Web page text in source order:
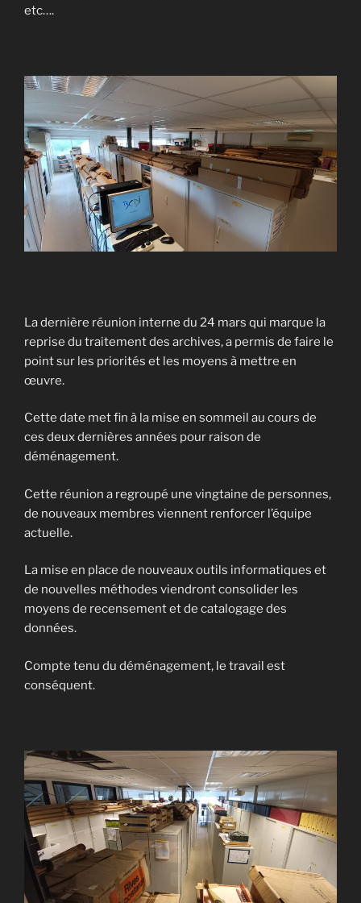
etc….
La dernière réunion interne du 24 mars qui marque la
reprise du traitement des archives, a permis de faire le
point sur les priorités et les moyens à mettre en
œuvre.
Cette date met fin à la mise en sommeil au cours de
ces deux dernières années pour raison de
déménagement.
Cette réunion a regroupé une vingtaine de personnes,
de nouveaux membres viennent renforcer l’équipe
actuelle.
La mise en place de nouveaux outils informatiques et
de nouvelles méthodes viendront consolider les
moyens de recensement et de catalogage des
données.
Compte tenu du déménagement, le travail est
conséquent.